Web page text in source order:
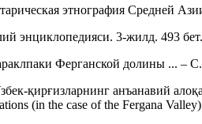
этнография Средней
энциклопедияси. 3-жилд. 493
Ферганской долины ... –
қирғизларнинг анъанавий
(in the case of the Fergana